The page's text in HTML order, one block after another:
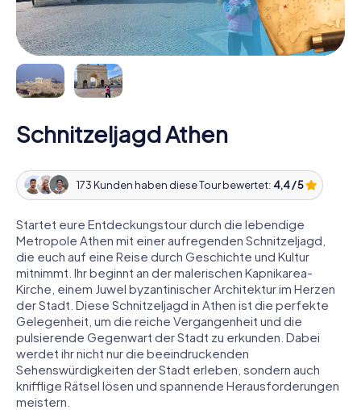
Schnitzeljagd Athen
173 Kunden haben diese Tour bewertet: 4,4 / 5
Startet eure Entdeckungstour durch die lebendige
Metropole Athen mit einer aufregenden Schnitzeljagd,
die euch auf eine Reise durch Geschichte und Kultur
mitnimmt. Ihr beginnt an der malerischen Kapnikarea-
Kirche, einem Juwel byzantinischer Architektur im Herzen
der Stadt. Diese Schnitzeljagd in Athen ist die perfekte
Gelegenheit, um die reiche Vergangenheit und die
pulsierende Gegenwart der Stadt zu erkunden. Dabei
werdet ihr nicht nur die beeindruckenden
Sehenswürdigkeiten der Stadt erleben, sondern auch
knifflige Rätsel lösen und spannende Herausforderungen
meistern.